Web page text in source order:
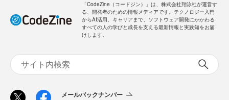
「CodeZine（コードジン）」は、株式会社翔泳社が運営す
る、開発者のための情報メディアです。テクノロジー入門
からAI活用、キャリアまで、ソフトウェア開発にかかわる
すべての人の学びと成長を支える最新情報と実践知をお届
けします。
メールバックナンバー